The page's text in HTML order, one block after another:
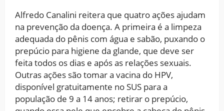
Alfredo Canalini reitera que quatro ações ajudam
na prevenção da doença. A primeira é a limpeza
adequada do pênis com água e sabão, puxando o
prepúcio para higiene da glande, que deve ser
feita todos os dias e após as relações sexuais.
Outras ações são tomar a vacina do HPV,
disponível gratuitamente no SUS para a
população de 9 a 14 anos; retirar o prepúcio,